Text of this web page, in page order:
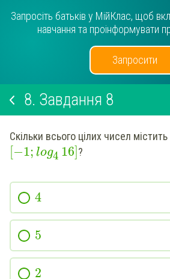
Запросіть батьків у МійКлас, щоб
навчання та проінформувати
Запросити
8. Завдання 8
Скільки всього цілих чисел
−1; log4 16 ?
4
5
2